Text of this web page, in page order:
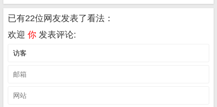
已有22位网友发表了看法：
欢迎 你 发表评论: